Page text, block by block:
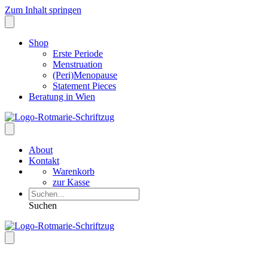
Zum Inhalt springen
Shop
Erste Periode
Menstruation
(Peri)Menopause
Statement Pieces
Beratung in Wien
About
Kontakt
Warenkorb
zur Kasse
Suchen